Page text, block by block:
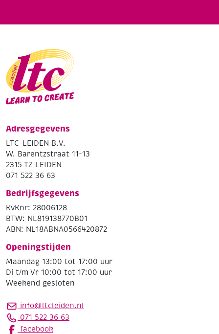
Adresgegevens
LTC-LEIDEN B.V.
W. Barentzstraat 11-13
2315 TZ LEIDEN
071 522 36 63
Bedrijfsgegevens
KvKnr: 28006128
BTW: NL819138770B01
ABN: NL18ABNA0566420872
Openingstijden
Maandag 13:00 tot 17:00 uur
Di t/m Vr 10:00 tot 17:00 uur
Weekend gesloten
info@ltcleiden.nl
071 522 36 63
facebook